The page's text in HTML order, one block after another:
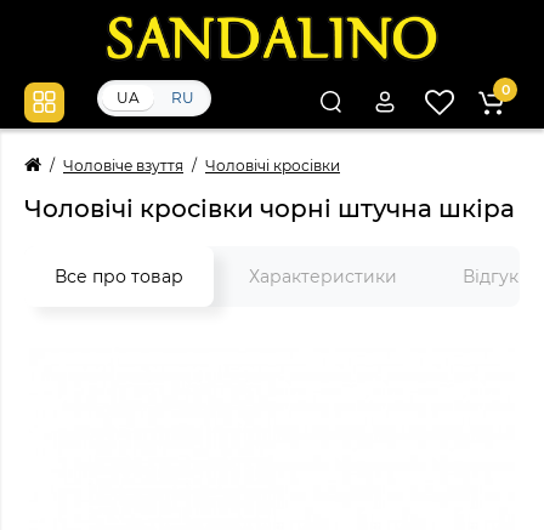
UA RU 0
Чоловіче взуття Чоловічі кросівки
Чоловічі кросівки чорні штучна шкіра
Все про товар Характеристики Відгуки